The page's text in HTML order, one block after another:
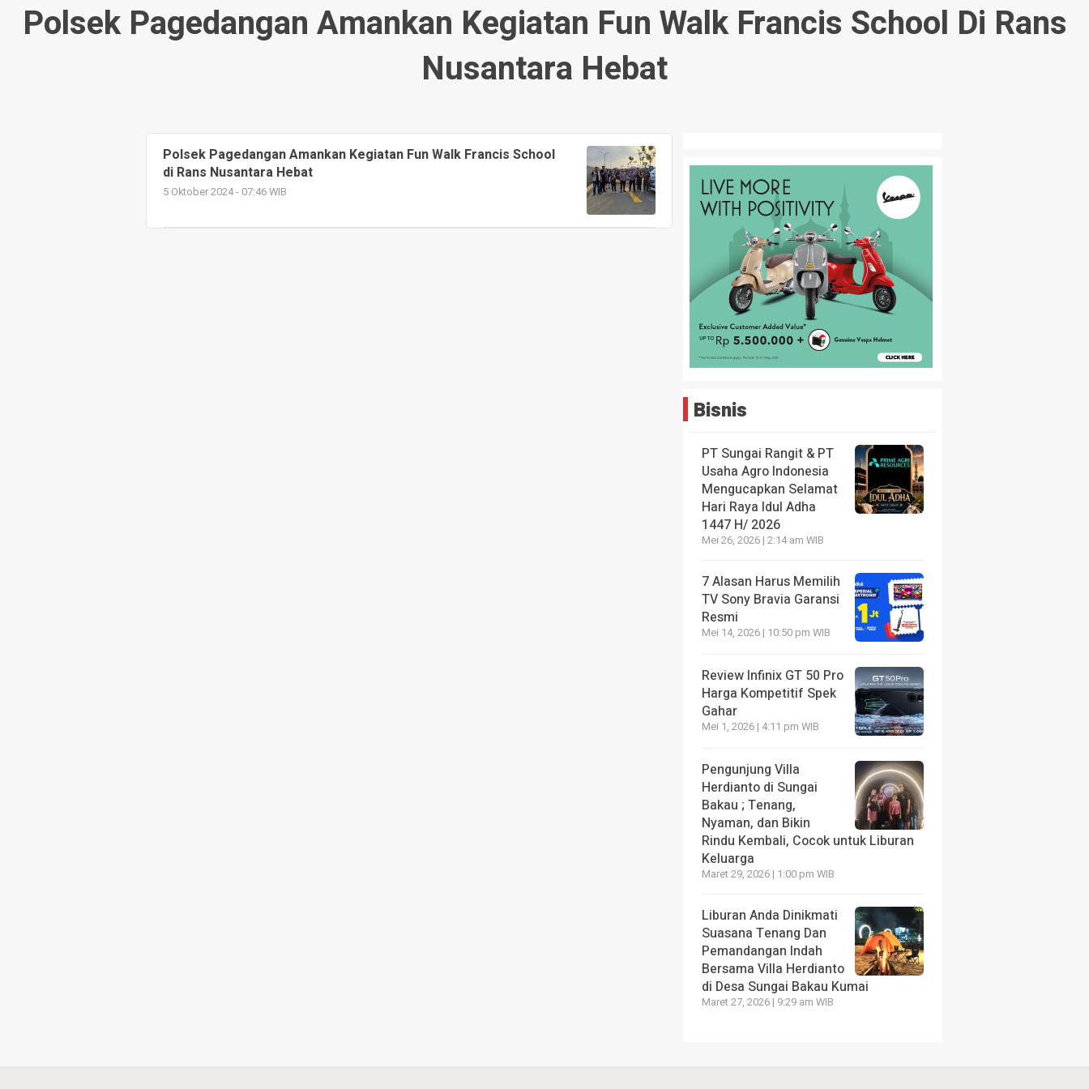
Polsek Pagedangan Amankan Kegiatan Fun Walk Francis School Di Rans
Nusantara Hebat
Polsek Pagedangan Amankan Kegiatan Fun Walk Francis School
di Rans Nusantara Hebat
5 Oktober 2024 - 07:46 WIB
Bisnis
PT Sungai Rangit & PT
Usaha Agro Indonesia
Mengucapkan Selamat
Hari Raya Idul Adha
1447 H/ 2026
Mei 26, 2026 | 2:14 am WIB
7 Alasan Harus Memilih
TV Sony Bravia Garansi
Resmi
Mei 14, 2026 | 10:50 pm WIB
Review Infinix GT 50 Pro
Harga Kompetitif Spek
Gahar
Mei 1, 2026 | 4:11 pm WIB
Pengunjung Villa
Herdianto di Sungai
Bakau ; Tenang,
Nyaman, dan Bikin
Rindu Kembali, Cocok untuk Liburan
Keluarga
Maret 29, 2026 | 1:00 pm WIB
Liburan Anda Dinikmati
Suasana Tenang Dan
Pemandangan Indah
Bersama Villa Herdianto
di Desa Sungai Bakau Kumai
Maret 27, 2026 | 9:29 am WIB